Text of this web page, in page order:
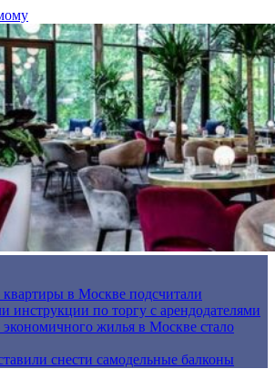
в Москве подсчитали
инструкции по торгу с арендодателями
жилья в Москве стало
снести самодельные балконы